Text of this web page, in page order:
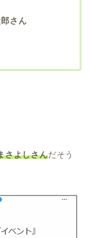
さん
さよしさんだそう